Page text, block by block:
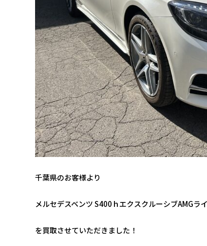
千葉県のお客様より
メルセデスベンツ S400ｈエクスクルーシブAMGラ
を買取させていただきました！